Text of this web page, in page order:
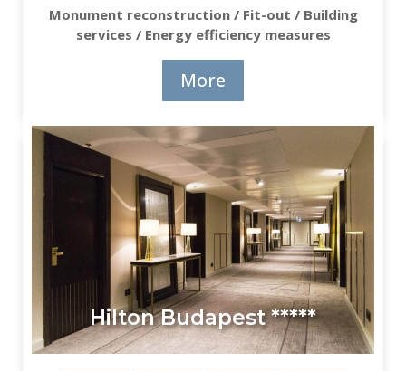
Monument reconstruction / Fit-out / Building
services / Energy efficiency measures
More
Hilton Budapest *****